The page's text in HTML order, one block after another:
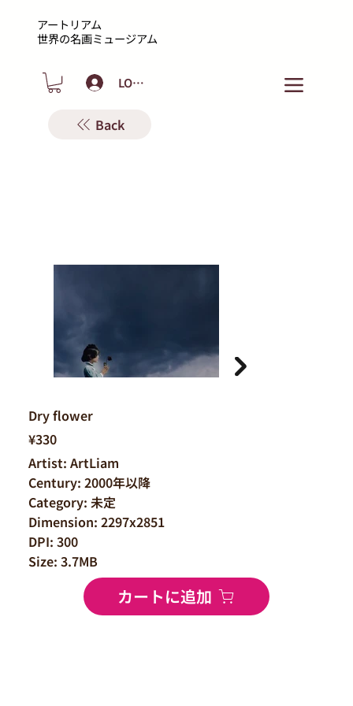
アートリアム
​世界の名画ミュージアム
LOGIN
Back
¥330
Artist: ArtLiam
Century: 2000年以降
Category: 未定
Dimension: 2297x2851
DPI: 300
Size: 3.7MB
カートに追加
Dry flower